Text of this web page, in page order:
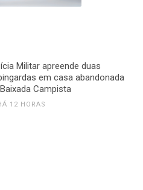
Militar apreende duas
em casa abandonada
Campista
12 HORAS